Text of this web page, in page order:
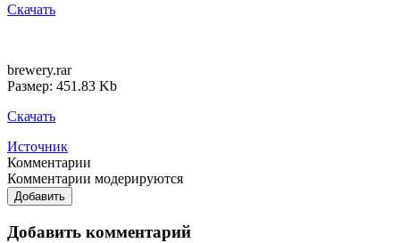
Скачать
brewery.rar
Размер: 451.83 Kb
Скачать
Источник
Комментарии
Комментарии модерируются
Добавить
Добавить комментарий